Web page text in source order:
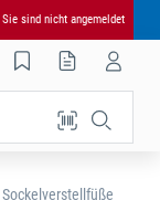
Sie sind nicht angemeldet
Sockelverstellfüße